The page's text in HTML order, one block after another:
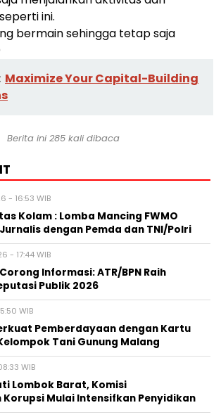
ini.
bermain sehingga tetap saja
Maximize Your Capital-Building
Berita ini 285 kali dibaca
- 16:53 WIB
Kolam : Lomba Mancing FWMO
dengan Pemda dan TNI/Polri
- 17:44 WIB
Informasi: ATR/BPN Raih
Publik 2026
WIB
Pemberdayaan dengan Kartu
Tani Gunung Malang
WIB
Lombok Barat, Komisi
Mulai Intensifkan Penyidikan